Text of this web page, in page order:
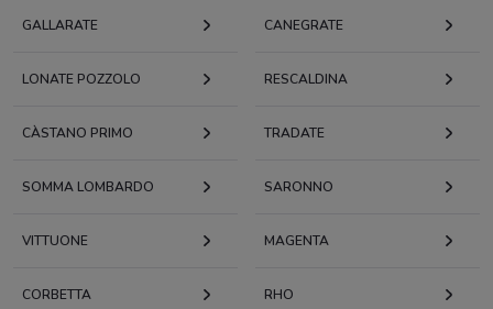
GALLARATE CANEGRATE
LONATE POZZOLO RESCALDINA
CÀSTANO PRIMO TRADATE
SOMMA LOMBARDO SARONNO
VITTUONE MAGENTA
CORBETTA RHO